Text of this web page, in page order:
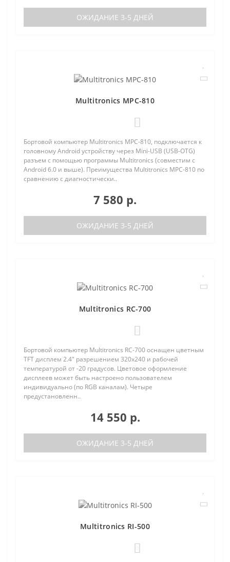
ОЖИДАНИЕ 3-5 ДНЕЙ
Multitronics MPC-810
Бортовой компьютер Multitronics MPC-810, подключается к
головному Android устройству через Mini-USB (USB-OTG)
разъем с помощью программы Multitronics (совместим с
Android 6.0 и выше). Преимущества Multitronics MPC-810 по
сравнению с диагностически..
7 580 р.
ОЖИДАНИЕ 3-5 ДНЕЙ
Multitronics RC-700
Бортовой компьютер Multitronics RC-700 оснащен цветным
TFT дисплем 2.4" разрешением 320х240 и рабочей
температурой от -20 градусов. Цветовое оформление
дисплеев может быть настроено пользователем
индивидуально (по RGB каналам). Четыре
предустановленн..
14 550 р.
ОЖИДАНИЕ 3-5 ДНЕЙ
Multitronics RI-500